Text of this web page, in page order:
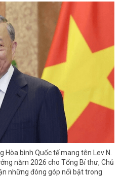
Hòa bình Quốc tế mang tên Lev N.
năm 2026 cho Tổng Bí thư, Chủ
những đóng góp nổi bật trong